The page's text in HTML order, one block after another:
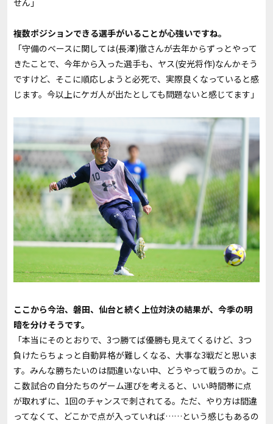
せん」
――複数ポジションできる選手がいることが心強いですね。
「守備のベースに関しては(長澤)徹さんが去年からずっとやって
きたことで、今年から入った選手も、ヤス(安光将作)なんかそう
ですけど、そこに順応しようと必死で、実際良くなっていると感
じます。今以上にケガ人が出たとしても問題ないと感じてます」
――ここから今治、磐田、仙台と続く上位対決の結果が、今季の明
暗を分けそうです。
「本当にそのとおりで、3つ勝てば優勝も見えてくるけど、3つ
負けたらちょっと自動昇格が難しくなる、大事な3戦だと思いま
す。みんな勝ちたいのは間違いない中、どうやって戦うのか。こ
こ数試合の自分たちのゲーム運びを考えると、いい時間帯に点
が取れずに、1回のチャンスで刺されてる。ただ、やり方は間違
ってなくて、どこかで点が入っていれば……という感じもあるの